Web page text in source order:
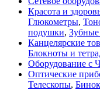
Красота и
Глюкометры,
подушки,
Канцелярские
Блокноты и
Оборудование с
Оптические
Телескопы,